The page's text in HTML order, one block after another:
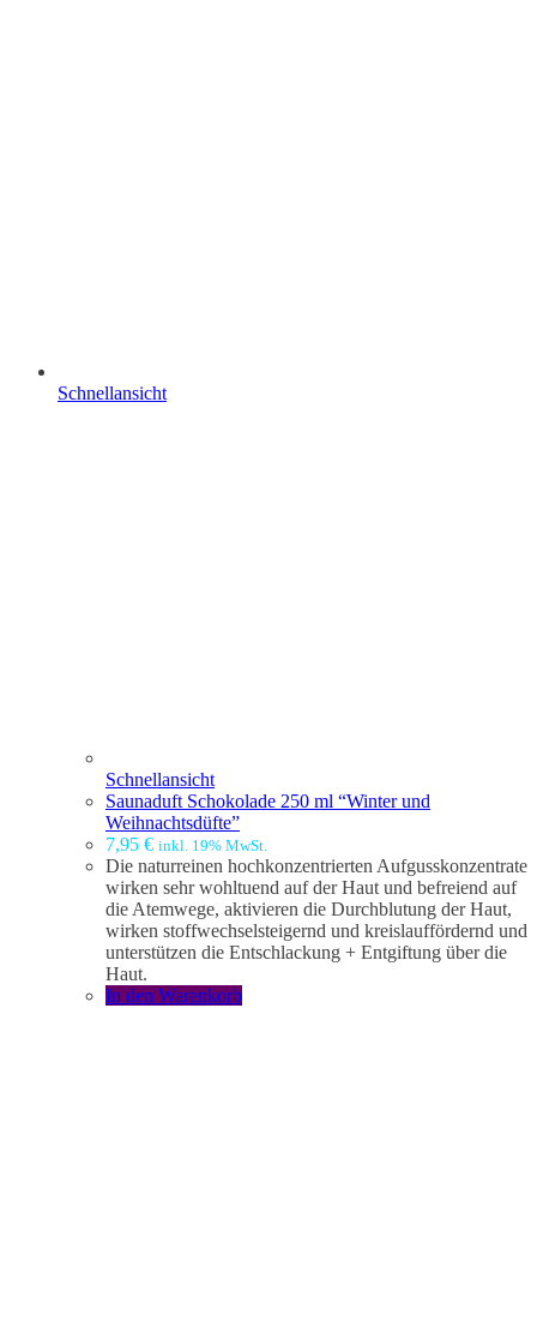
Schnellansicht
Schnellansicht
Saunaduft Schokolade 250 ml “Winter und
Weihnachtsdüfte”
7,95 € inkl. 19% MwSt.
Die naturreinen hochkonzentrierten Aufgusskonzentrate
wirken sehr wohltuend auf der Haut und befreiend auf
die Atemwege, aktivieren die Durchblutung der Haut,
wirken stoffwechselsteigernd und kreislauffördernd und
unterstützen die Entschlackung + Entgiftung über die
Haut.
In den Warenkorb